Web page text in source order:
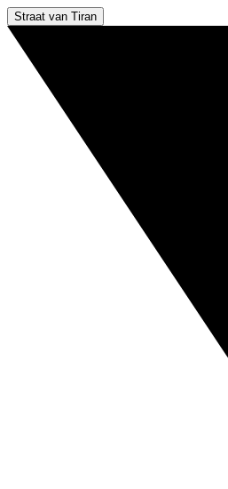
Straat van Tiran